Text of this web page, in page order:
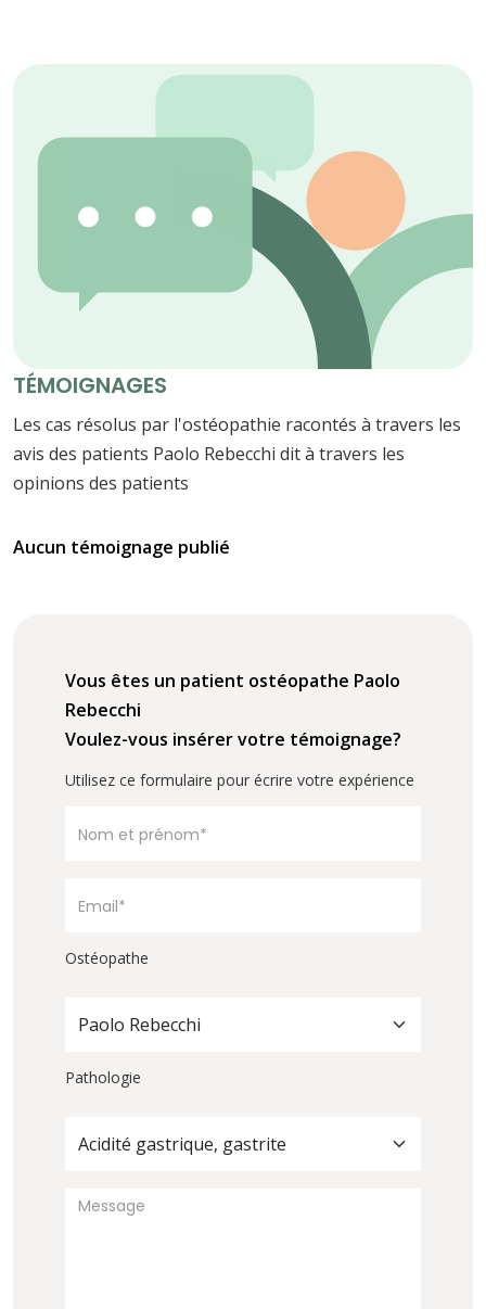
TÉMOIGNAGES
Les cas résolus par l'ostéopathie racontés à travers les
avis des patients Paolo Rebecchi dit à travers les
opinions des patients
Aucun témoignage publié
Vous êtes un patient ostéopathe Paolo
Rebecchi
Voulez-vous insérer votre témoignage?
Utilisez ce formulaire pour écrire votre expérience
Ostéopathe
Paolo Rebecchi
Pathologie
Acidité gastrique, gastrite